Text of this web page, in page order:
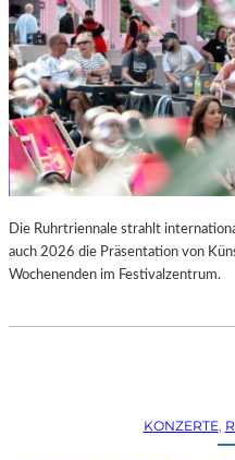
Die Ruhrtriennale strahlt
auch 2026 die Präsentation von
Wochenenden im Festivalzentrum.
KONZERTE,